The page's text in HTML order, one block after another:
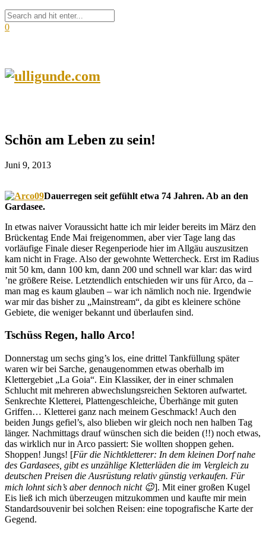
0
Schön am Leben zu sein!
Juni 9, 2013
Dauerregen seit gefühlt etwa 74 Jahren. Ab an den
Gardasee.
In etwas naiver Voraussicht hatte ich mir leider bereits im März den
Brückentag Ende Mai freigenommen, aber vier Tage lang das
vorläufige Finale dieser Regenperiode hier im Allgäu auszusitzen
kam nicht in Frage. Also der gewohnte Wettercheck. Erst im Radius
mit 50 km, dann 100 km, dann 200 und schnell war klar: das wird
’ne größere Reise. Letztendlich entschieden wir uns für Arco, da –
man mag es kaum glauben – war ich nämlich noch nie. Irgendwie
war mir das bisher zu „Mainstream“, da gibt es kleinere schöne
Gebiete, die weniger bekannt und überlaufen sind.
Tschüss Regen, hallo Arco!
Donnerstag um sechs ging’s los, eine drittel Tankfüllung später
waren wir bei Sarche, genaugenommen etwas oberhalb im
Klettergebiet „La Goia“. Ein Klassiker, der in einer schmalen
Schlucht mit mehreren abwechslungsreichen Sektoren aufwartet.
Senkrechte Kletterei, Plattengeschleiche, Überhänge mit guten
Griffen… Kletterei ganz nach meinem Geschmack! Auch den
beiden Jungs gefiel’s, also blieben wir gleich noch nen halben Tag
länger. Nachmittags drauf wünschen sich die beiden (!!) noch etwas,
das wirklich nur in Arco passiert: Sie wollten shoppen gehen.
Shoppen! Jungs! [Für die Nichtkletterer: In dem kleinen Dorf nahe
des Gardasees, gibt es unzählige Kletterläden die im Vergleich zu
deutschen Preisen die Ausrüstung relativ günstig verkaufen. Für
mich lohnt sich’s aber dennoch nicht 😉]. Mit einer großen Kugel
Eis ließ ich mich überzeugen mitzukommen und kaufte mir mein
Standardsouvenir bei solchen Reisen: eine topografische Karte der
Gegend.